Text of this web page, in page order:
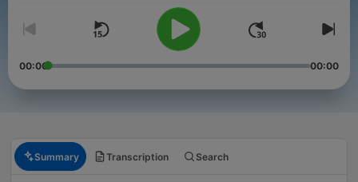
00:00 00:00
Summary Transcription Search